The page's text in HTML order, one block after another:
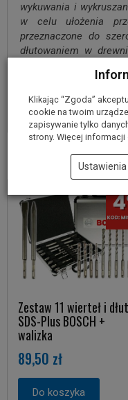
wykuwania i
w celu ułożenia
przeznaczone do
dłutowaniem w
czy desek podłogowych.
Poznaj naszą ofertę
Zestaw 11 wierteł i dłut
SDS-Plus BOSCH +
walizka
89,50 zł
Do koszyka
Klikając “Zgoda”
cookie na twoim
zapisywanie tylko
strony. Więcej
Ustawienia